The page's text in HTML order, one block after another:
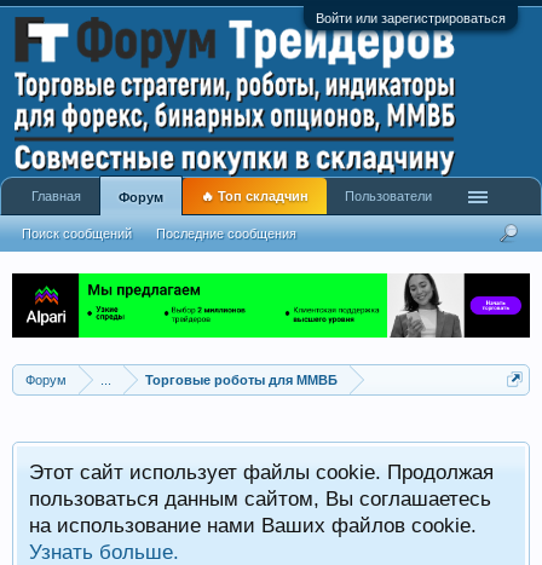
Войти или зарегистрироваться
Форум Торговые роботы для ММВБ
Этот сайт использует файлы cookie. Продолжая
пользоваться данным сайтом, Вы соглашаетесь
на использование нами Ваших файлов cookie.
Узнать больше.
Главная Форум
Поиск сообщений Последние сообщения
🔥 Топ складчин Пользователи